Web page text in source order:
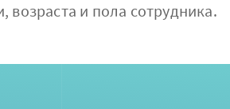
возраста и пола сотрудника.